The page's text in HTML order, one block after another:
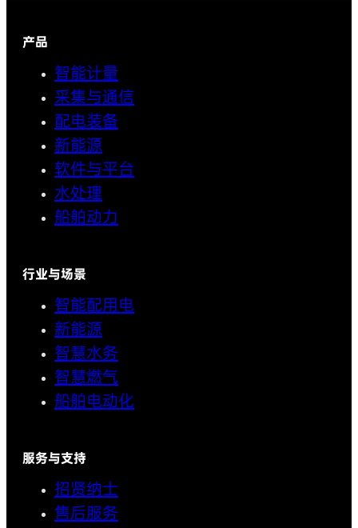
产品
智能计量
采集与通信
配电装备
新能源
软件与平台
水处理
船舶动力
行业与场景
智能配用电
新能源
智慧水务
智慧燃气
船舶电动化
服务与支持
招贤纳士
售后服务